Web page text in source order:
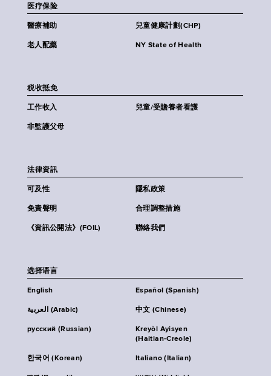
医疗保险
醫療補助 兒童健康計劃(CHP)
老人配藥 NY State of Health
税收抵免
工作收入 兒童/受贍養者看護
非監護父母
法律資訊
可及性 隱私政策
免責聲明 合理調整措施
《資訊公開法》(FOIL) 聯絡我們
选择语言
English Español (Spanish)
العربية (Arabic) 中文 (Chinese)
русский (Russian)
Kreyòl Ayisyen
(Haitian-Creole)
한국어 (Korean) Italiano (Italian)